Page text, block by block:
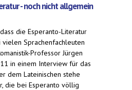
- noch nicht allgemein
die Esperanto-Literatur
Sprachenfachleuten
Professor Jürgen
in einem Interview für das
dem Lateinischen stehe
die bei Esperanto völlig